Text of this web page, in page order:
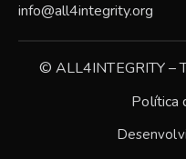
info@all4integrity.org
© ALL4INTEGRITY –
Política